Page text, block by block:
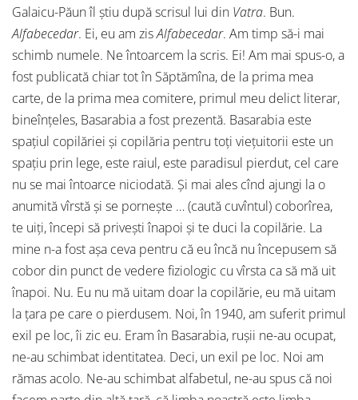
Galaicu-Păun îl ştiu după scrisul lui din Vatra. Bun.
Alfabecedar. Ei, eu am zisAlfabecedar. Am timp să-i mai
schimb numele. Ne întoarcem la scris. Ei! Am mai spus-o, a
fost publicată chiar tot în Săptămîna, de la prima mea
carte, de la prima mea comitere, primul meu delict literar,
bineînţeles, Basarabia a fost prezentă. Basarabia este
spaţiul copilăriei şi copilăria pentru toţi vieţuitorii este un
spaţiu prin lege, este raiul, este paradisul pierdut, cel care
nu se mai întoarce niciodată. Şi mai ales cînd ajungi la o
anumită vîrstă şi se porneşte … (caută cuvîntul) coborîrea,
te uiţi, începi să priveşti înapoi şi te duci la copilărie. La
mine n-a fost aşa ceva pentru că eu încă nu începusem să
cobor din punct de vedere fiziologic cu vîrsta ca să mă uit
înapoi. Nu. Eu nu mă uitam doar la copilărie, eu mă uitam
la ţara pe care o pierdusem. Noi, în 1940, am suferit primul
exil pe loc, îi zic eu. Eram în Basarabia, ruşii ne-au ocupat,
ne-au schimbat identitatea. Deci, un exil pe loc. Noi am
rămas acolo. Ne-au schimbat alfabetul, ne-au spus că noi